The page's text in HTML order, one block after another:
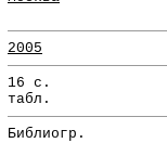
2005
16 с.
табл.
Библиогр.